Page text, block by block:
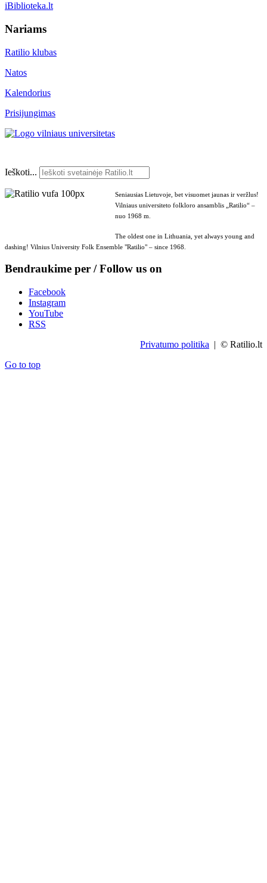
iBiblioteka.lt
Nariams
Ratilio klubas
Natos
Kalendorius
Prisijungimas
Ieškoti...
Seniausias Lietuvoje, bet visuomet jaunas ir veržlus!
Vilniaus universiteto folkloro ansamblis „Ratilio“ –
nuo 1968 m.
The oldest one in Lithuania, yet always young and
dashing! Vilnius University Folk Ensemble "Ratilio" – since 1968.
Bendraukime per / Follow us on
Facebook
Instagram
YouTube
RSS
Privatumo politika | © Ratilio.lt
Go to top